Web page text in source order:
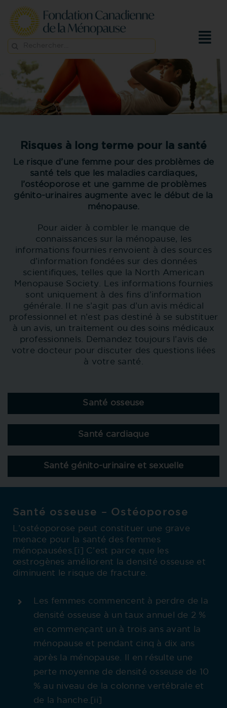
contenu
Risques à long terme pour la santé
Le risque d’une femme pour des problèmes de
santé tels que les maladies cardiaques,
l’ostéoporose et une gamme de problèmes
génito-urinaires augmente avec le début de la
ménopause.
Pour aider à combler le manque de
connaissances sur la ménopause, les
informations fournies renvoient à des sources
d’information fondées sur des données
scientifiques, telles que la North American
Menopause Society. Les informations fournies
sont uniquement à des fins d’information
générale. Il ne s’agit pas d’un avis médical
professionnel et n’est pas destiné à se substituer
à un avis, un traitement ou des soins médicaux
professionnels. Demandez toujours l’avis de
votre docteur pour discuter des questions liées
à votre santé.
Santé osseuse
Santé cardiaque
Santé génito-urinaire et sexuelle
Santé osseuse – Ostéoporose
L’ostéoporose peut constituer une grave
menace pour la santé des femmes
ménopausées.[i] C’est parce que les
œstrogènes améliorent la densité osseuse et
diminuent le risque de fracture.
Les femmes commencent à perdre de la
densité osseuse à un taux annuel de 2 %
en commençant un à trois ans avant la
ménopause et pendant cinq à dix ans
après la ménopause. Il en résulte une
perte moyenne de densité osseuse de 10
% au niveau de la colonne vertébrale et
de la hanche.[ii]